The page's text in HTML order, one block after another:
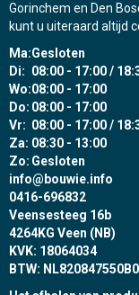
Gorinchem en Den
kunt u uiteraard altijd
Ma:Gesloten
Di: 08:00 - 17:00 /
Wo:08:00 - 17:00
Do: 08:00 - 17:00
Vr: 08:00 - 17:00 /
Za: 08:30 - 13:00
Zo: Gesloten
info@bouwie.info
0416-696832
Veensesteeg 16b
4264KG Veen (NB)
KVK: 18064034
BTW: